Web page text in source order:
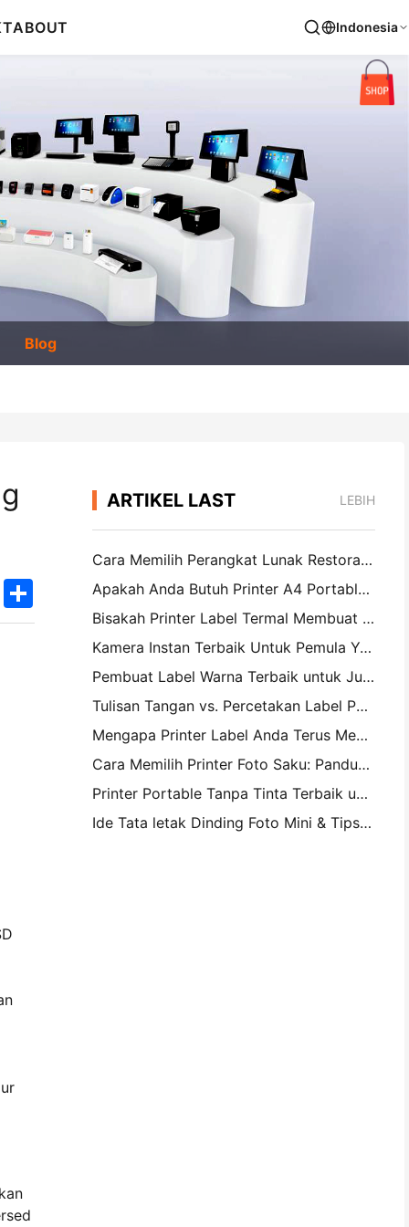
ABOUT Indonesia
Blog
TwitterShare
ARTIKEL LAST LEBIH
Cara Memilih Perangkat Lunak Restoran yang Tepat untuk Restoran Kecil atau Midsize Anda
Apakah Anda Butuh Printer A4 Portable untuk Faktur Gudang? Apa yang sebenarnya bekerja
Bisakah Printer Label Termal Membuat Label Tahan Air untuk Produk Bisnis Kecil?
Kamera Instan Terbaik Untuk Pemula Yang Tidak Ingin Membuang Kertas
Pembuat Label Warna Terbaik untuk Jurnal dan Scrapbooking: Tambahkan Lebih Banyak Warna ke Setiap Halaman
Tulisan Tangan vs. Percetakan Label Pengiriman: Tips untuk Bisnis Kecil di 2026
Mengapa Printer Label Anda Terus Mengganggu?
Cara Memilih Printer Foto Saku: Panduan Lengkap untuk Jurnal, Perjalanan, dan Pengguna iPhone
Printer Portable Tanpa Tinta Terbaik untuk Perjalanan, Sekolah, dan Kerja Mobile: Hanin MT620 Pro Review
Ide Tata letak Dinding Foto Mini & Tips untuk Dekorasi Kamar Tidur dan Asrama